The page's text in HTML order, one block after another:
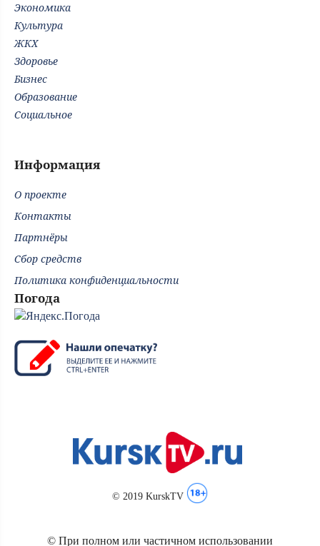
Экономика
Культура
ЖКХ
Здоровье
Бизнес
Образование
Социальное
Информация
О проекте
Контакты
Партнёры
Сбор средств
Политика конфиденциальности
Погода
© 2019 KurskTV
© При полном или частичном использовании